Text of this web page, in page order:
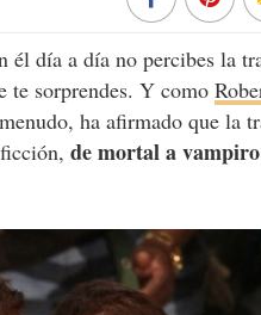
él día a día no percibes la
te sorprendes. Y como
ha afirmado que la
de mortal a